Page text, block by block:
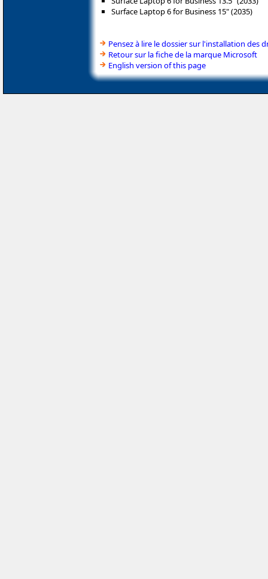
Surface Laptop 6 for Business 15" (2035)
Pensez à lire le dossier sur l'installation des
Retour sur la fiche de la marque Microsoft
English version of this page